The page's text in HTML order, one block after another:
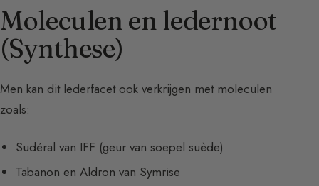
Moleculen en ledernoot
(Synthese)
Men kan dit lederfacet ook verkrijgen met moleculen
zoals:
Sudéral van IFF (geur van soepel suède)
Tabanon en Aldron van Symrise